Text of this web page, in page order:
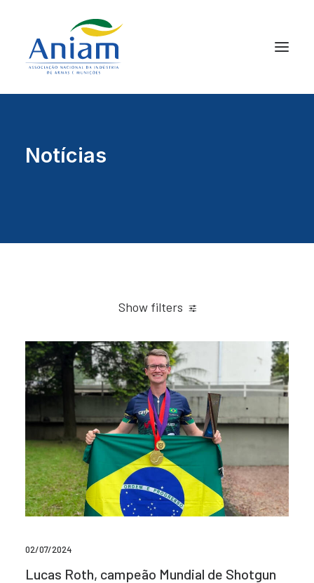
Notícias
Show filters
02/07/2024
Lucas Roth, campeão Mundial de Shotgun